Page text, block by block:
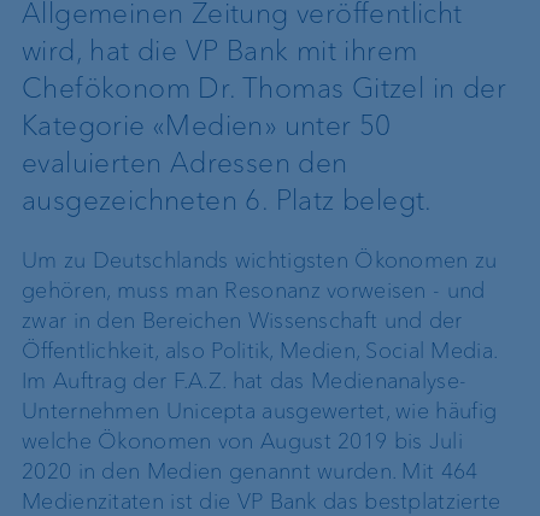
Allgemeinen Zeitung veröffentlicht
wird, hat die VP Bank mit ihrem
Chefökonom Dr. Thomas Gitzel in der
Kategorie «Medien» unter 50
evaluierten Adressen den
ausgezeichneten 6. Platz belegt.
Um zu Deutschlands wichtigsten Ökonomen zu
gehören, muss man Resonanz vorweisen - und
zwar in den Bereichen Wissenschaft und der
Öffentlichkeit, also Politik, Medien, Social Media.
Im Auftrag der F.A.Z. hat das Medienanalyse-
Unternehmen Unicepta ausgewertet, wie häufig
welche Ökonomen von August 2019 bis Juli
2020 in den Medien genannt wurden. Mit 464
Medienzitaten ist die VP Bank das bestplatzierte